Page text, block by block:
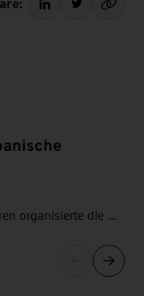
organisierte die …